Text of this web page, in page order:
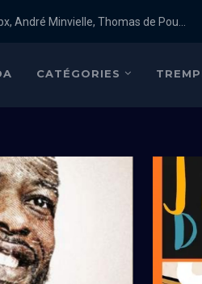
André Minvielle, Thomas de Pou...
CATÉGORIES